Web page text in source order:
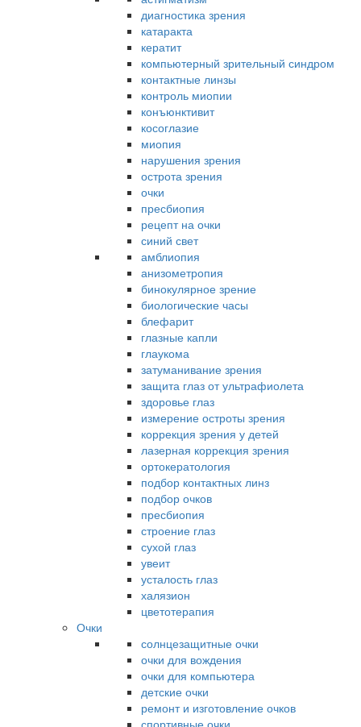
диагностика зрения
катаракта
кератит
компьютерный зрительный синдром
контактные линзы
контроль миопии
конъюнктивит
косоглазие
миопия
нарушения зрения
острота зрения
очки
пресбиопия
рецепт на очки
синий свет
амблиопия
анизометропия
бинокулярное зрение
биологические часы
блефарит
глазные капли
глаукома
затуманивание зрения
защита глаз от ультрафиолета
здоровье глаз
измерение остроты зрения
коррекция зрения у детей
лазерная коррекция зрения
ортокератология
подбор контактных линз
подбор очков
пресбиопия
строение глаз
сухой глаз
увеит
усталость глаз
халязион
цветотерапия
Очки
солнцезащитные очки
очки для вождения
очки для компьютера
детские очки
ремонт и изготовление очков